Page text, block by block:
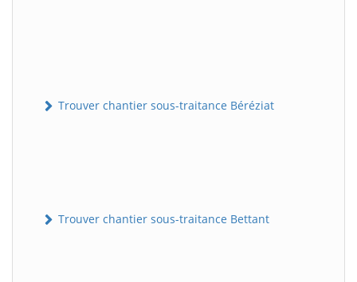
Trouver chantier sous-traitance Béréziat
Trouver chantier sous-traitance Bettant